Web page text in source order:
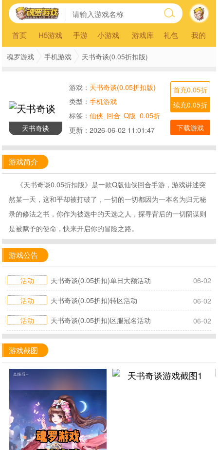
首页 H5游戏 手游 小游戏 游戏库 礼包 我的
魂罗游戏 手机游戏 天书奇谈(0.05折扣版)
天书奇谈
游戏： 天书奇谈(0.05折扣版)
类型： 手机游戏
标签： 仙侠 回合 Q版 0.05折
更新： 2026-06-02 11:01:47
首充0.05折
续充0.05折
下载游戏
游戏简介
《天书奇谈0.05折扣版》是一款Q版仙侠回合手游，游戏讲述突
然某一天，这和平却被打破了，一切的一切都因为一本名为归元秘
录的修法之书，你作为被选中的天选之人，探寻背后的一切阴谋则
是被赋予的使命，快来开启你的冒险之路。
游戏公告
活动 天书奇谈(0.05折扣)单日大额活动
06-02
活动
天书奇谈(0.05折扣)转区活动
06-02
活动
天书奇谈(0.05折扣)区服冠名活动 06-02
游戏截图